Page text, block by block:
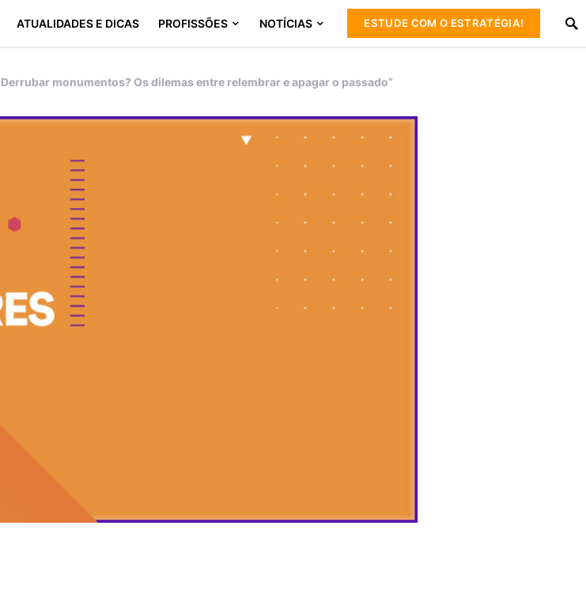
ATUALIDADES E DICAS PROFISSÕES NOTÍCIAS ESTUDE COM O ESTRATÉGIA!
monumentos? Os dilemas entre relembrar e apagar o passado”